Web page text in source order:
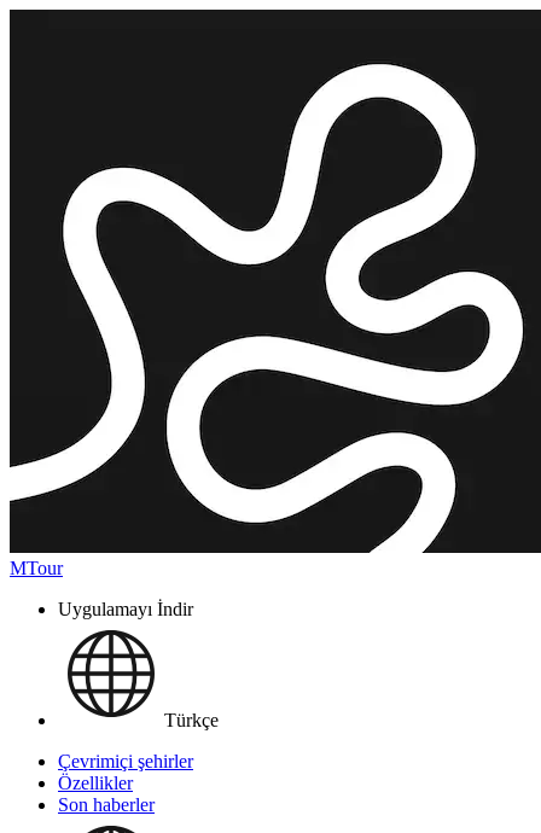
MTour
Uygulamayı İndir
Türkçe
Çevrimiçi şehirler
Özellikler
Son haberler